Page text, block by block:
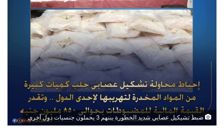
ضبط تشيكيل عصابي شديد الخطورة ببنهم 3 يحملون جنسيات دول أخرى